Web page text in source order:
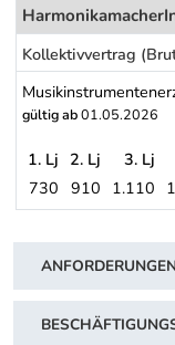
Kollektivvertrag
gültig ab01.05.2026
1. Lj 2. Lj 3. Lj
730 910 1.110